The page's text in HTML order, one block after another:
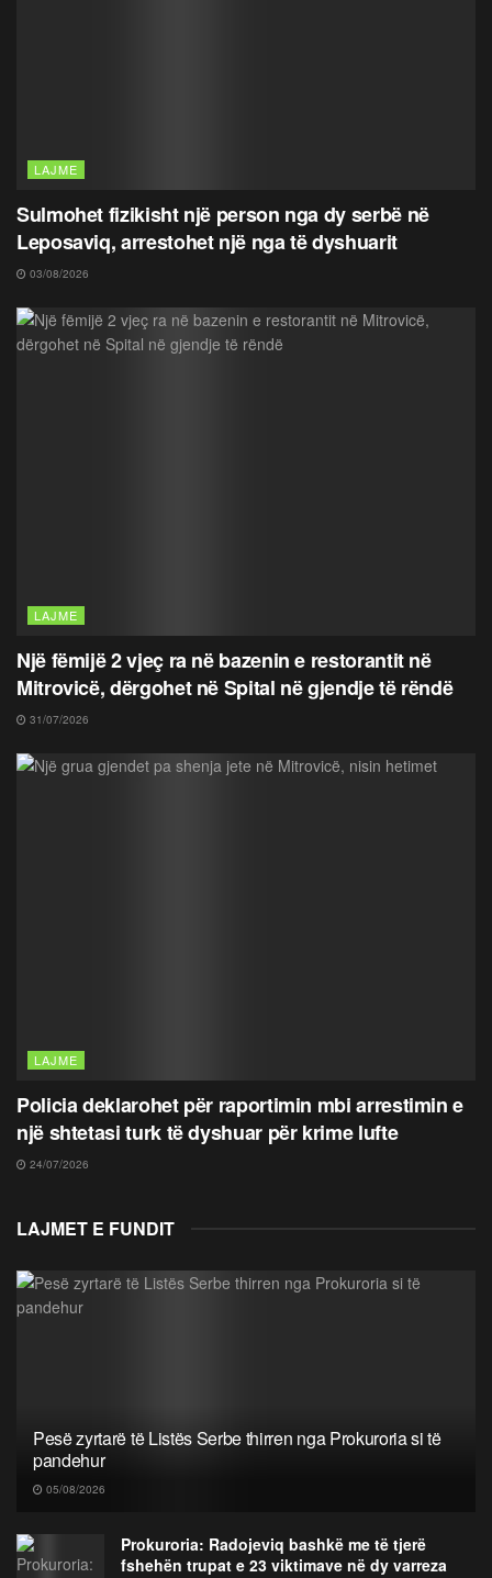
LAJME
Sulmohet fizikisht një person nga dy serbë në
Leposaviq, arrestohet një nga të dyshuarit
03/08/2026
LAJME
Një fëmijë 2 vjeç ra në bazenin e restorantit në
Mitrovicë, dërgohet në Spital në gjendje të rëndë
31/07/2026
LAJME
Policia deklarohet për raportimin mbi arrestimin e
një shtetasi turk të dyshuar për krime lufte
24/07/2026
LAJMET E FUNDIT
Pesë zyrtarë të Listës Serbe thirren nga Prokuroria si të
pandehur
05/08/2026
Prokuroria: Radojeviq bashkë me të tjerë
fshehën trupat e 23 viktimave në dy varreza